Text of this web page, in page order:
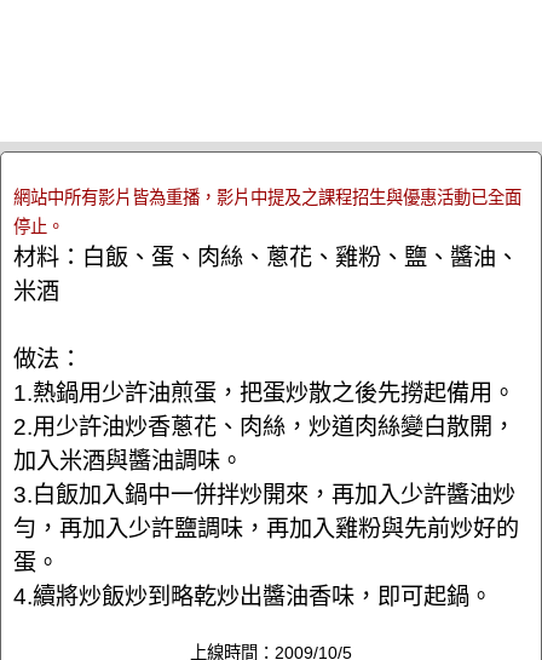
網站中所有影片皆為重播，影片中提及之課程招生與優惠活動已全面
停止。
材料：白飯、蛋、肉絲、蔥花、雞粉、鹽、醬油、
米酒
做法：
1.熱鍋用少許油煎蛋，把蛋炒散之後先撈起備用。
2.用少許油炒香蔥花、肉絲，炒道肉絲變白散開，
加入米酒與醬油調味。
3.白飯加入鍋中一併拌炒開來，再加入少許醬油炒
勻，再加入少許鹽調味，再加入雞粉與先前炒好的
蛋。
4.續將炒飯炒到略乾炒出醬油香味，即可起鍋。
上線時間：2009/10/5